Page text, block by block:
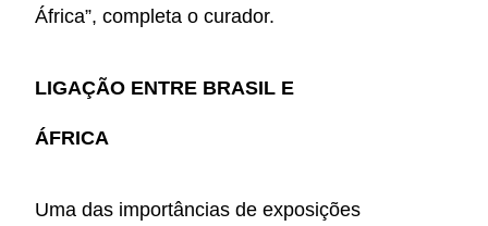
África”, completa o curador.
LIGAÇÃO ENTRE BRASIL E
ÁFRICA
Uma das importâncias de exposições